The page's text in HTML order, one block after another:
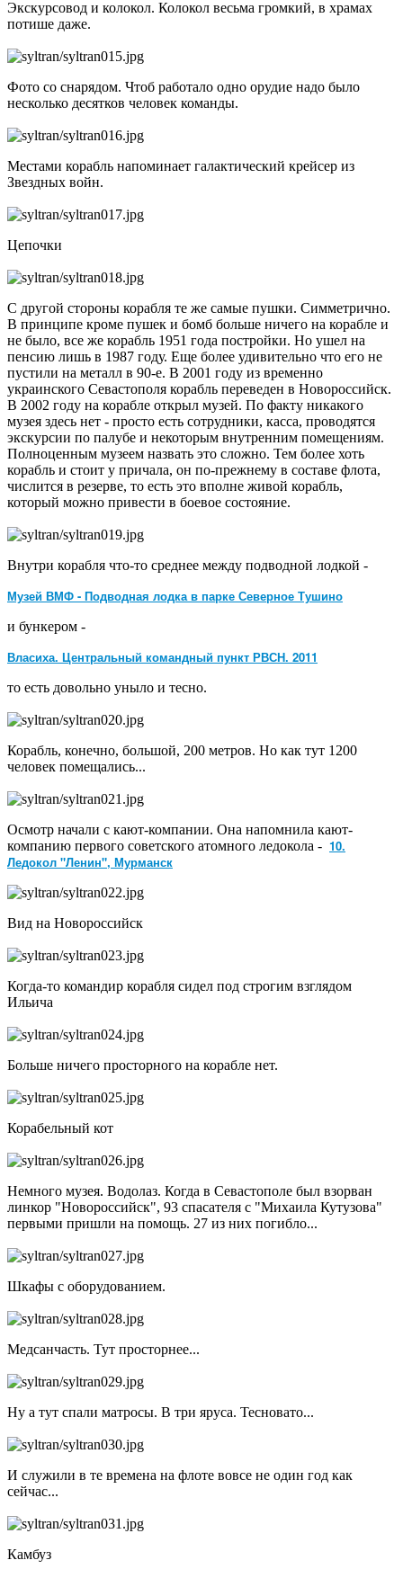
Экскурсовод и колокол. Колокол весьма громкий, в храмах
потише даже.
Фото со снарядом. Чтоб работало одно орудие надо было
несколько десятков человек команды.
Местами корабль напоминает галактический крейсер из
Звездных войн.
Цепочки
С другой стороны корабля те же самые пушки. Симметрично.
В принципе кроме пушек и бомб больше ничего на корабле и
не было, все же корабль 1951 года постройки. Но ушел на
пенсию лишь в 1987 году. Еще более удивительно что его не
пустили на металл в 90-е. В 2001 году из временно
украинского Севастополя корабль переведен в Новороссийск.
В 2002 году на корабле открыл музей. По факту никакого
музея здесь нет - просто есть сотрудники, касса, проводятся
экскурсии по палубе и некоторым внутренним помещениям.
Полноценным музеем назвать это сложно. Тем более хоть
корабль и стоит у причала, он по-прежнему в составе флота,
числится в резерве, то есть это вполне живой корабль,
который можно привести в боевое состояние.
Внутри корабля что-то среднее между подводной лодкой -
Музей ВМФ - Подводная лодка в парке Северное Тушино
и бункером -
Власиха. Центральный командный пункт РВСН. 2011
то есть довольно уныло и тесно.
Корабль, конечно, большой, 200 метров. Но как тут 1200
человек помещались...
Осмотр начали с кают-компании. Она напомнила кают-
компанию первого советского атомного ледокола - 10.
Ледокол "Ленин", Мурманск
Вид на Новороссийск
Когда-то командир корабля сидел под строгим взглядом
Ильича
Больше ничего просторного на корабле нет.
Корабельный кот
Немного музея. Водолаз. Когда в Севастополе был взорван
линкор "Новороссийск", 93 спасателя с "Михаила Кутузова"
первыми пришли на помощь. 27 из них погибло...
Шкафы с оборудованием.
Медсанчасть. Тут просторнее...
Ну а тут спали матросы. В три яруса. Тесновато...
И служили в те времена на флоте вовсе не один год как
сейчас...
Камбуз